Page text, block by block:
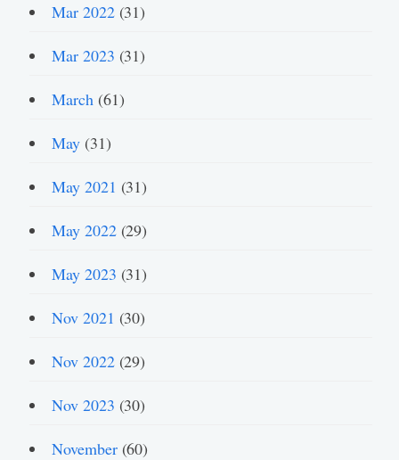
Mar 2022(31)
Mar 2023 (31)
March(61)
May(31)
May 2021 (31)
May 2022(29)
May 2023 (31)
Nov 2021 (30)
Nov 2022(29)
Nov 2023 (30)
November(60)